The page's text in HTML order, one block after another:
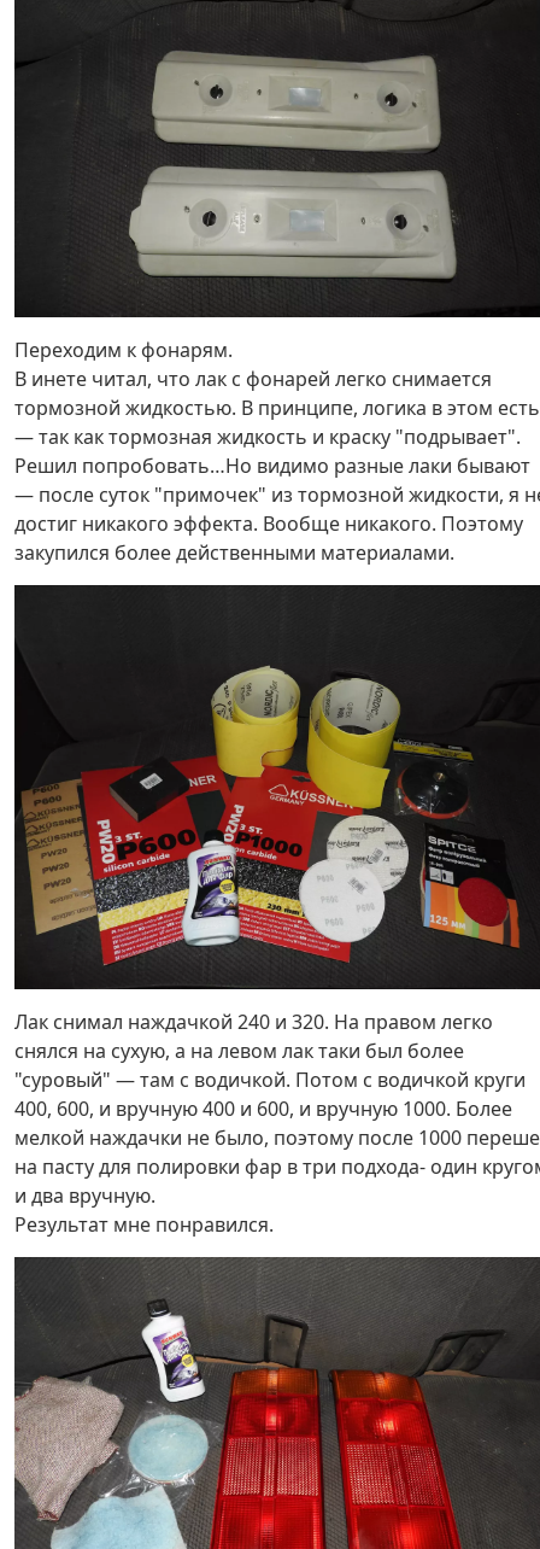
Переходим к фонарям.
В инете читал, что лак с фонарей легко снимается
тормозной жидкостью. В принципе, логика в этом есть
— так как тормозная жидкость и краску "подрывает".
Решил попробовать…Но видимо разные лаки бывают
— после суток "примочек" из тормозной жидкости, я
достиг никакого эффекта. Вообще никакого. Поэтому
закупился более действенными материалами.
Лак снимал наждачкой 240 и 320. На правом легко
снялся на сухую, а на левом лак таки был более
"суровый" — там с водичкой. Потом с водичкой круги
400, 600, и вручную 400 и 600, и вручную 1000. Более
мелкой наждачки не было, поэтому после 1000
на пасту для полировки фар в три подхода- один
и два вручную.
Результат мне понравился.